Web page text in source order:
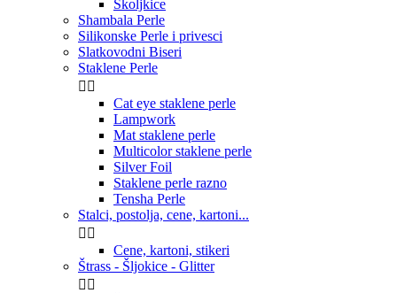
Školjkice
Shambala Perle
Silikonske Perle i privesci
Slatkovodni Biseri
Staklene Perle
 
Cat eye staklene perle
Lampwork
Mat staklene perle
Multicolor staklene perle
Silver Foil
Staklene perle razno
Tensha Perle
Stalci, postolja, cene, kartoni...
 
Cene, kartoni, stikeri
Štrass - Šljokice - Glitter
 